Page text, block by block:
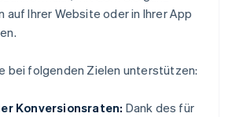
auf Ihrer Website oder in Ihrer App
bei folgenden Zielen unterstützen:
Konversionsraten: Dank des für